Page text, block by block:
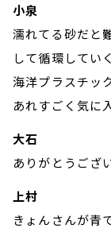
小泉
濡れてる砂だと
して循環してい
海洋プラスチッ
あれすごく気に
大石
ありがとうござ
上村
きょんさんが青